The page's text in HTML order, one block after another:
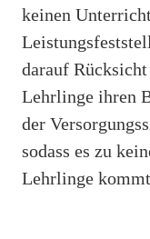
keinen
darauf Rücksicht
Lehrlinge ihren
der
sodass es zu
Lehrlinge